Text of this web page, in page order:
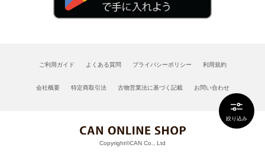
絞り込み
ご利用ガイド よくある質問 プライバシーポリシー 利用規約
会社概要 特定商取引法 古物営業法に基づく記載 お問い合わせ
Copyright©CAN Co., Ltd